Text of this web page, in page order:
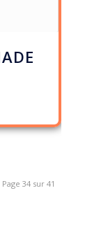
Page 34 sur 41